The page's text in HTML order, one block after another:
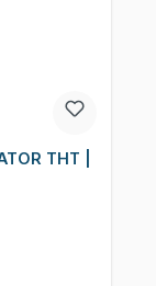
THT |